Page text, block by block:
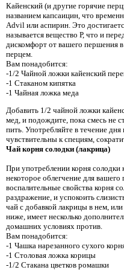
Кайенский (и другие горячие
названием капсаицин, что
Advil или аспирин. Это
называется вещество Р, что и
дискомфорт от вашего першения
перцем.
Вам понадобится:
-1/2 Чайной ложки кайенский
-1 Стаканом кипятка
-1 Чайная ложка меда
Добавить 1/2 чайной ложки
мед, и подождите, пока смесь не
пить. Употребляйте в течение
чувствительны к специям,
Чай корня солодки (лакрица)
При употреблении корня солодки
некоторое облегчение для
воспалительные свойства корня
раздражение, и успокоить
чай с добавкой лакрицы в нем,
ниже, имеет несколько
домашних условиях против.
Вам понадобится:
-1 Чашка нарезанного сухого
-1 Столовая ложка корицы
-1/2 Стакана цветков ромашки